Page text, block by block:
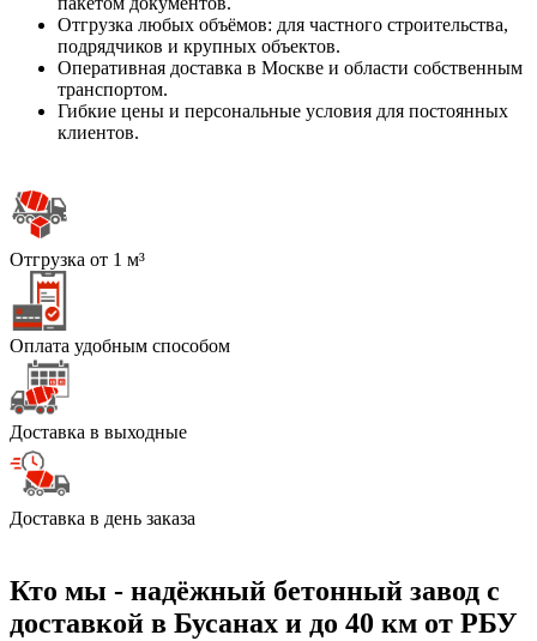
Отгрузка любых объёмов: для частного строительства,
подрядчиков и крупных объектов.
Оперативная доставка в Москве и области собственным
транспортом.
Гибкие цены и персональные условия для постоянных
клиентов.
Отгрузка от 1 м³
Оплата удобным способом
Доставка в выходные
Доставка в день заказа
Кто мы - надёжный бетонный завод с
доставкой в Бусанах и до 40 км от РБУ